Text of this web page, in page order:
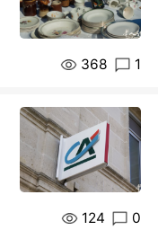
368 1
124 0